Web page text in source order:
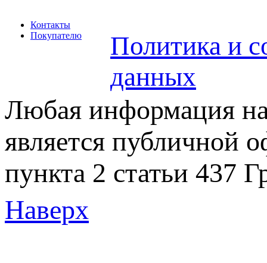
Контакты
Покупателю
Политика и
данных
Любая информация на
является публичной
пункта 2 статьи 437
Наверх